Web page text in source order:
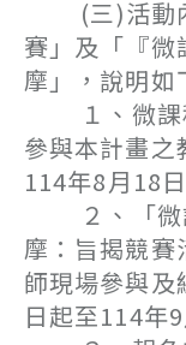
(三)活動內
賽」及「『微
摩」，說明如
１、微課
參與本計畫之
114年8月18
２、「微
摩：旨揭競賽
師現場參與及
日起至114年